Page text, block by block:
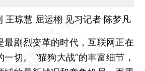
王琼慧 屈运栩 见习记者 陈梦凡
最剧烈变革的时代，互联网正在
切。 “猫狗大战”的丰富细节，